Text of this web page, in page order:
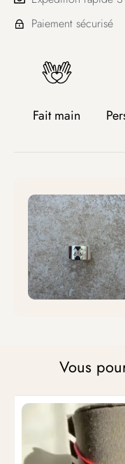
Paiement sécurisé
Fait main
Vous